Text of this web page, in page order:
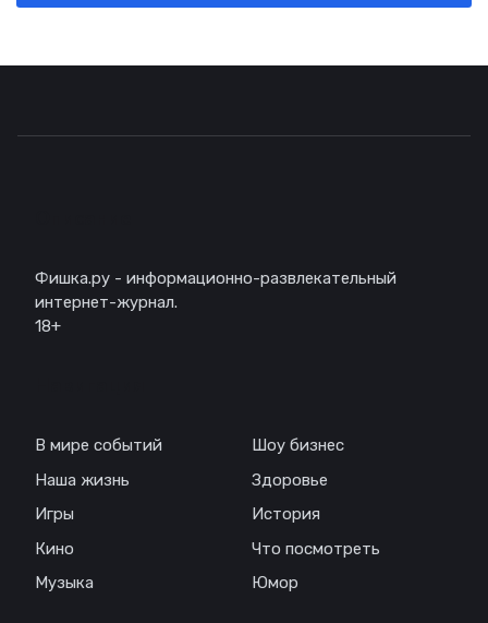
Фишка.ру - информационно-развлекательный
интернет-журнал.
18+
В мире событий
Наша жизнь
Игры
Кино
Музыка
Шоу бизнес
Здоровье
История
Что посмотреть
Юмор